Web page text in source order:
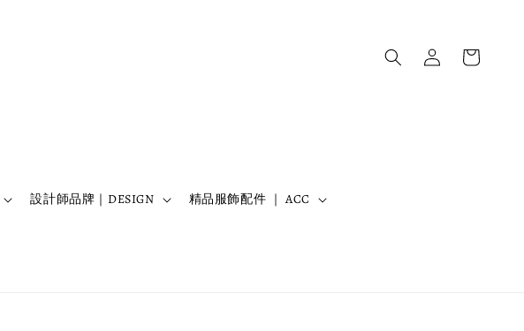
設計師品牌｜DESIGN 精品服飾配件 ｜ ACC